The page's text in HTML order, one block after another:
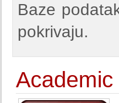
Baze
pokrivaju.